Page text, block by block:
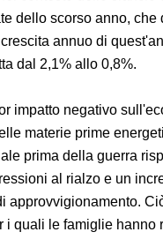
dello scorso anno, che
annuo di
dal 2,1% allo 0,8%.
impatto negativo
materie prime
prima della guerra
al rialzo e un
approvvigionamento.
i quali le famiglie hanno